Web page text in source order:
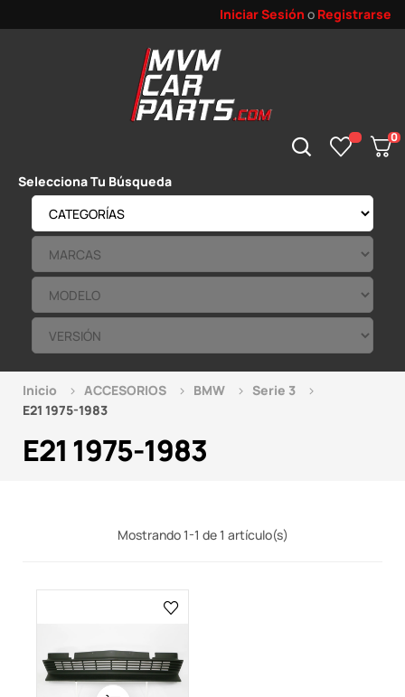
Iniciar Sesión o Registrarse
0
Selecciona Tu Búsqueda
E21 1975-1983
Inicio ACCESORIOS BMW
Serie 3
E21 1975-1983
Mostrando 1-1 de 1 artículo(s)